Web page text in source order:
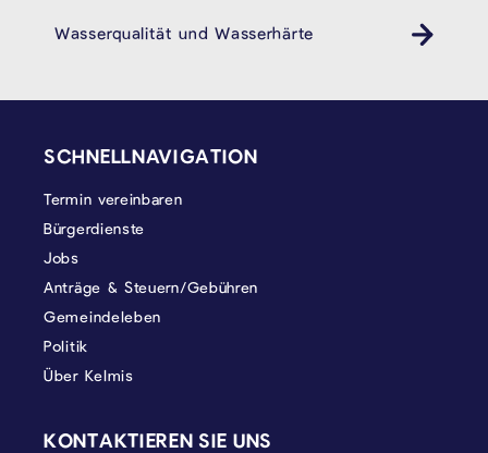
Wasserqualität und Wasserhärte
SCHNELLNAVIGATION
Termin vereinbaren
Bürgerdienste
Jobs
Anträge & Steuern/Gebühren
Gemeindeleben
Politik
Über Kelmis
KONTAKTIEREN SIE UNS